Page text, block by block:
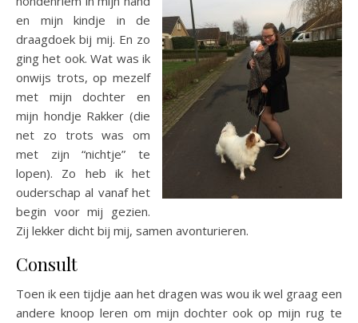
en mijn kindje in de
draagdoek bij mij. En zo
ging het ook. Wat was ik
onwijs trots, op mezelf
met mijn dochter en
mijn hondje Rakker (die
net zo trots was om
met zijn “nichtje” te
lopen). Zo heb ik het
ouderschap al vanaf het
begin voor mij gezien.
Zij lekker dicht bij mij, samen avonturieren.
Consult
Toen ik een tijdje aan het dragen was wou ik wel graag een
andere knoop leren om mijn dochter ook op mijn rug te